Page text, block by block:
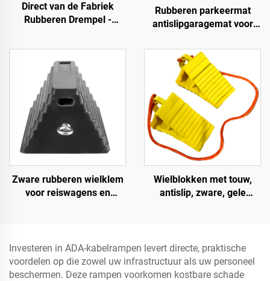
Direct van de Fabriek
Rubberen Drempel -
Rubberen parkeermat
antislipgaragemat voor
SUV/vrachtwagens/
Zware rubberen wielklem
voor reiswagens en
Product
Wielblokken met touw,
antislip, zware, gele
camperwagens
Investeren in ADA-kabelrampen levert directe, praktische
voordelen op die zowel uw infrastructuur als uw personeel
beschermen. Deze rampen voorkomen kostbare schade